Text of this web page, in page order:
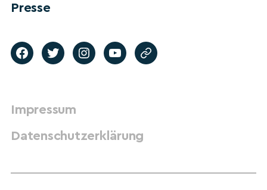
Presse
Impressum
Datenschutzerklärung